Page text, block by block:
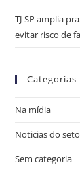
TJ-SP amplia
evitar risco de
Categorias
Na mídia
Noticias do
Sem categoria